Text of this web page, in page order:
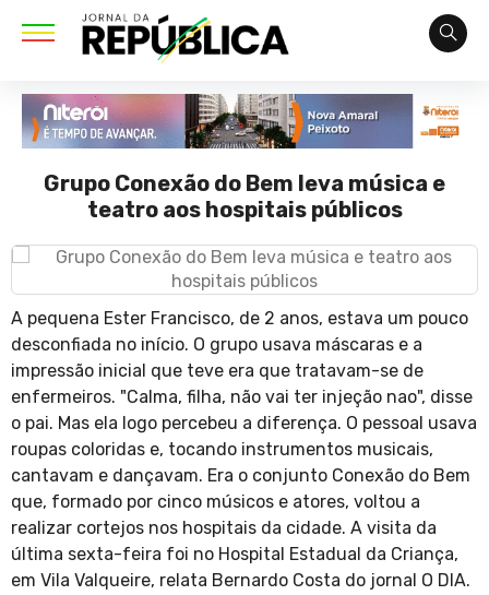
Grupo Conexão do Bem leva música e
teatro aos hospitais públicos
A pequena Ester Francisco, de 2 anos, estava um pouco
desconfiada no início. O grupo usava máscaras e a
impressão inicial que teve era que tratavam-se de
enfermeiros. "Calma, filha, não vai ter injeção nao", disse
o pai. Mas ela logo percebeu a diferença. O pessoal usava
roupas coloridas e, tocando instrumentos musicais,
cantavam e dançavam. Era o conjunto Conexão do Bem
que, formado por cinco músicos e atores, voltou a
realizar cortejos nos hospitais da cidade. A visita da
última sexta-feira foi no Hospital Estadual da Criança,
em Vila Valqueire, relata Bernardo Costa do jornal O DIA.